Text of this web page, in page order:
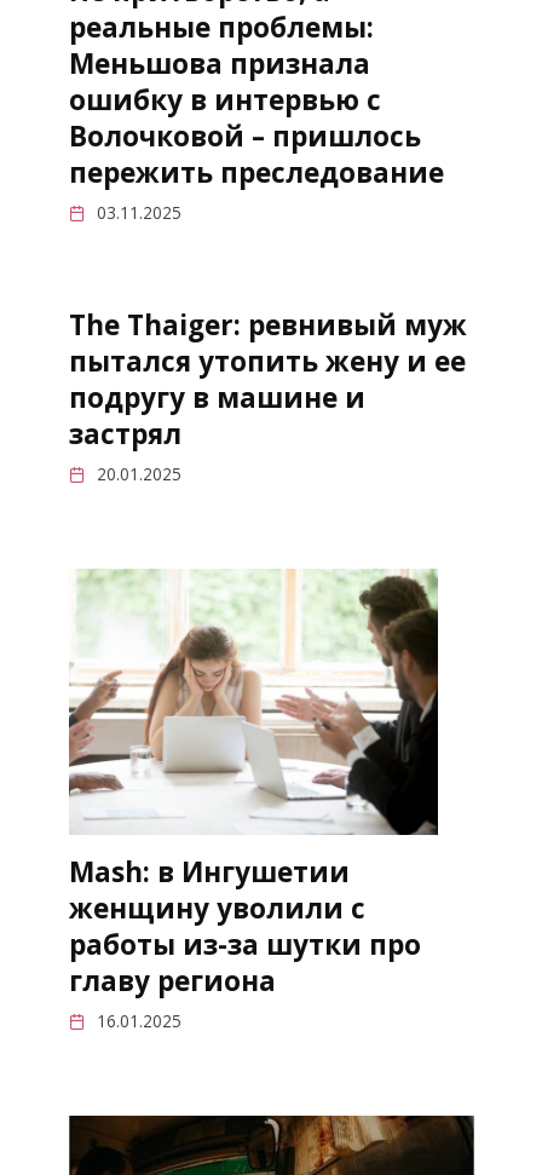
реальные проблемы:
Меньшова признала
ошибку в интервью с
Волочковой – пришлось
пережить преследование
03.11.2025
The Thaiger: ревнивый муж
пытался утопить жену и ее
подругу в машине и
застрял
20.01.2025
Mash: в Ингушетии
женщину уволили с
работы из-за шутки про
главу региона
16.01.2025